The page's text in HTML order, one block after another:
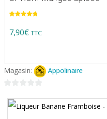
7,90€ TTC
Magasin: Appolinaire
sur